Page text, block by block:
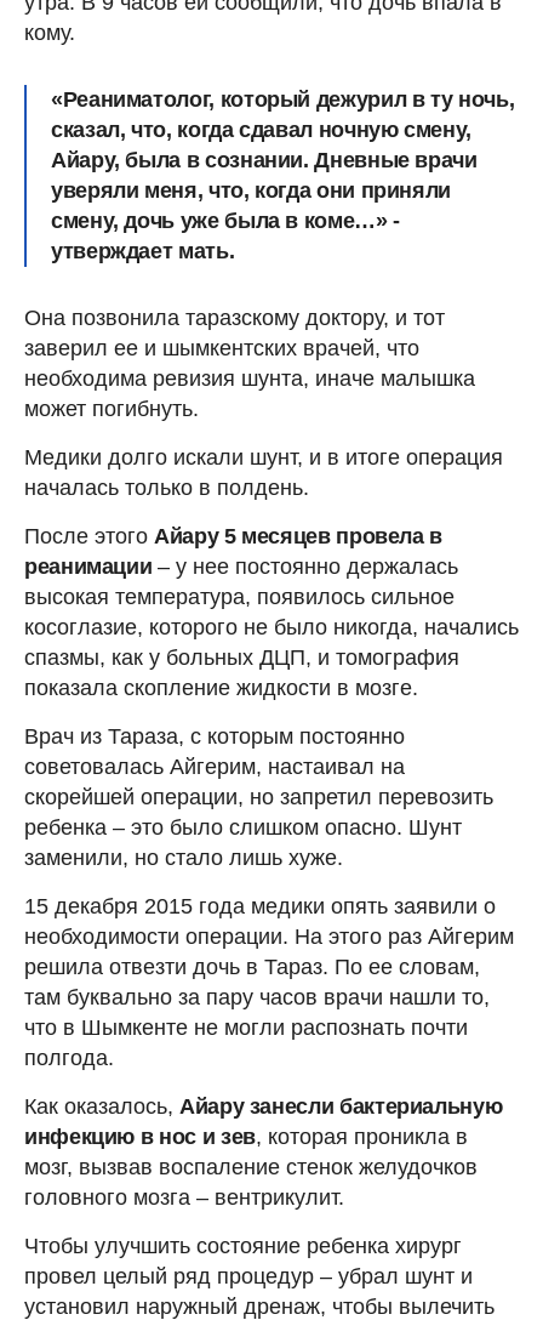
кому.
«Реаниматолог, который дежурил в ту ночь,
сказал, что, когда сдавал ночную смену,
Айару, была в сознании. Дневные врачи
уверяли меня, что, когда они приняли
смену, дочь уже была в коме…» -
утверждает мать.
Она позвонила таразскому доктору, и тот
заверил ее и шымкентских врачей, что
необходима ревизия шунта, иначе малышка
может погибнуть.
Медики долго искали шунт, и в итоге операция
началась только в полдень.
После этого Айару 5 месяцев провела в
реанимации – у нее постоянно держалась
высокая температура, появилось сильное
косоглазие, которого не было никогда, начались
спазмы, как у больных ДЦП, и томография
показала скопление жидкости в мозге.
Врач из Тараза, с которым постоянно
советовалась Айгерим, настаивал на
скорейшей операции, но запретил перевозить
ребенка – это было слишком опасно. Шунт
заменили, но стало лишь хуже.
15 декабря 2015 года медики опять заявили о
необходимости операции. На этого раз Айгерим
решила отвезти дочь в Тараз. По ее словам,
там буквально за пару часов врачи нашли то,
что в Шымкенте не могли распознать почти
полгода.
Как оказалось, Айару занесли бактериальную
инфекцию в нос и зев, которая проникла в
мозг, вызвав воспаление стенок желудочков
головного мозга – вентрикулит.
Чтобы улучшить состояние ребенка хирург
провел целый ряд процедур – убрал шунт и
установил наружный дренаж, чтобы вылечить